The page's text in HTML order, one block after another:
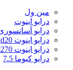
مین ول
درایو اینوت
درایو
درایو اینوت gd20
درایو اینوت gd270
درایو کیوما 7.5